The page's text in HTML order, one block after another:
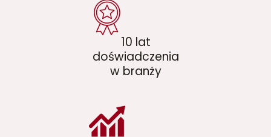
10 lat
doświadczenia
w branży